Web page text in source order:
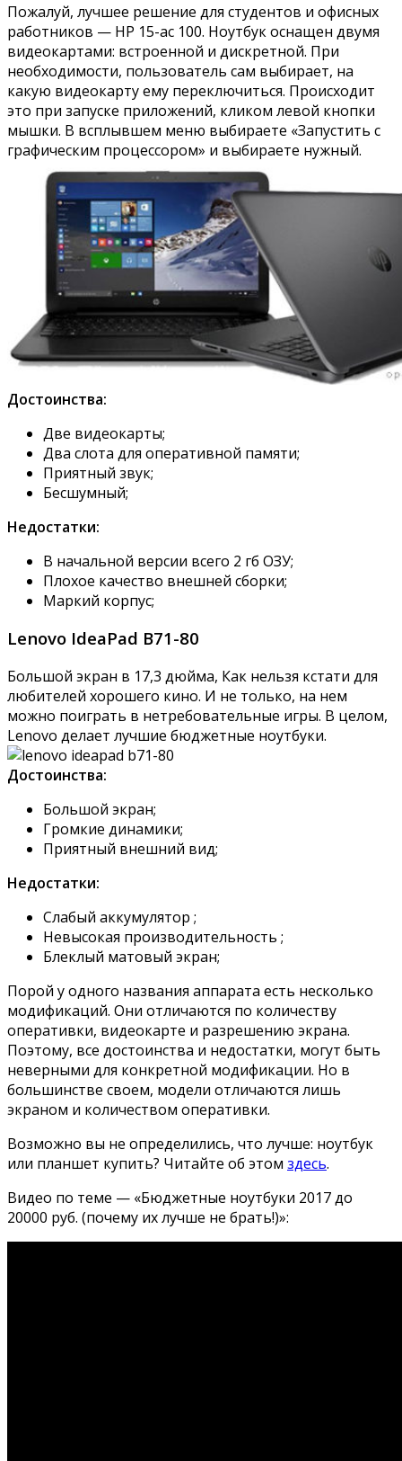
Пожалуй, лучшее решение для студентов и офисных
работников — HP 15-ac 100. Ноутбук оснащен двумя
видеокартами: встроенной и дискретной. При
необходимости, пользователь сам выбирает, на
какую видеокарту ему переключиться. Происходит
это при запуске приложений, кликом левой кнопки
мышки. В всплывшем меню выбираете «Запустить с
графическим процессором» и выбираете нужный.
Достоинства:
Две видеокарты;
Два слота для оперативной памяти;
Приятный звук;
Бесшумный;
Недостатки:
В начальной версии всего 2 гб ОЗУ;
Плохое качество внешней сборки;
Маркий корпус;
Lenovo IdeaPad B71-80
Большой экран в 17,3 дюйма, Как нельзя кстати для
любителей хорошего кино. И не только, на нем
можно поиграть в нетребовательные игры. В целом,
Lenovo делает лучшие бюджетные ноутбуки.
Достоинства:
Большой экран;
Громкие динамики;
Приятный внешний вид;
Недостатки:
Слабый аккумулятор ;
Невысокая производительность ;
Блеклый матовый экран;
Порой у одного названия аппарата есть несколько
модификаций. Они отличаются по количеству
оперативки, видеокарте и разрешению экрана.
Поэтому, все достоинства и недостатки, могут быть
неверными для конкретной модификации. Но в
большинстве своем, модели отличаются лишь
экраном и количеством оперативки.
Возможно вы не определились, что лучше: ноутбук
или планшет купить? Читайте об этом здесь.
Видео по теме — «Бюджетные ноутбуки 2017 до
20000 руб. (почему их лучше не брать!)»: